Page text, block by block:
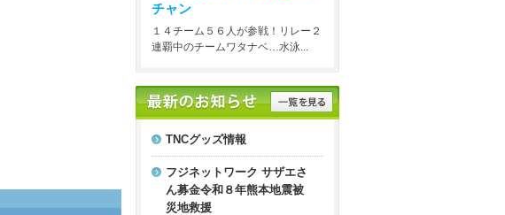
チャン
１４チーム５６人が参戦！リレー２
連覇中のチームワタナベ…水泳...
TNCグッズ情報
フジネットワーク サザエさ
ん募金令和８年熊本地震被
災地救援